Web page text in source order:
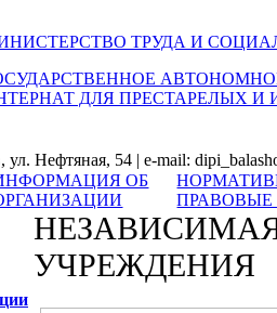
ТРУДА И
ДЛЯ ПРЕСТАРЕЛЫХ И
ул. Нефтяная, 54 | e-mail:
ОБ
УЧРЕЖДЕНИЯ